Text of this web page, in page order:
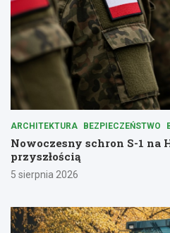
ARCHITEKTURA BEZPIECZEŃSTWO
Nowoczesny schron S-1 na
przyszłością
5 sierpnia 2026